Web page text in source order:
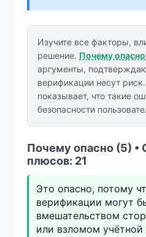
Изучите все факторы,
решение. Почему опасно
аргументы,
верификации несут риск.
показывает, что такие
безопасности
Почему опасно (5)
плюсов: 21
Это опасно, потому
верификации могут
вмешательством
или взломом учётной